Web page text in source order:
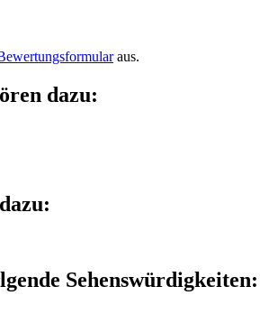
aus.
dazu:
Sehenswürdigkeiten: